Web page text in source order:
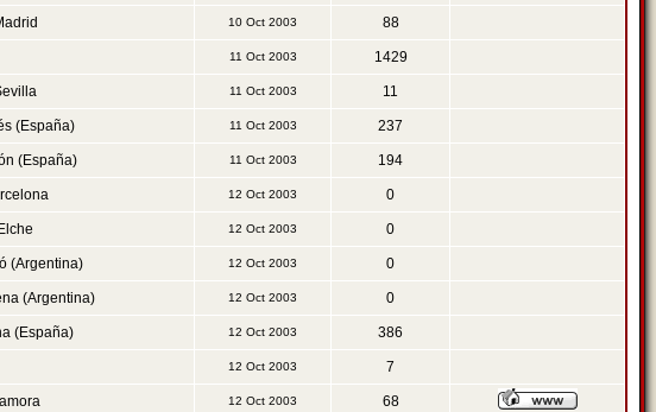
10 Oct 2003 88
11 Oct 2003 1429
11 Oct 2003 11
(España) 11 Oct 2003 237
(España) 11 Oct 2003 194
12 Oct 2003 0
Elche 12 Oct 2003 0
(Argentina) 12 Oct 2003 0
(Argentina) 12 Oct 2003 0
(España) 12 Oct 2003 386
12 Oct 2003 7
12 Oct 2003 68